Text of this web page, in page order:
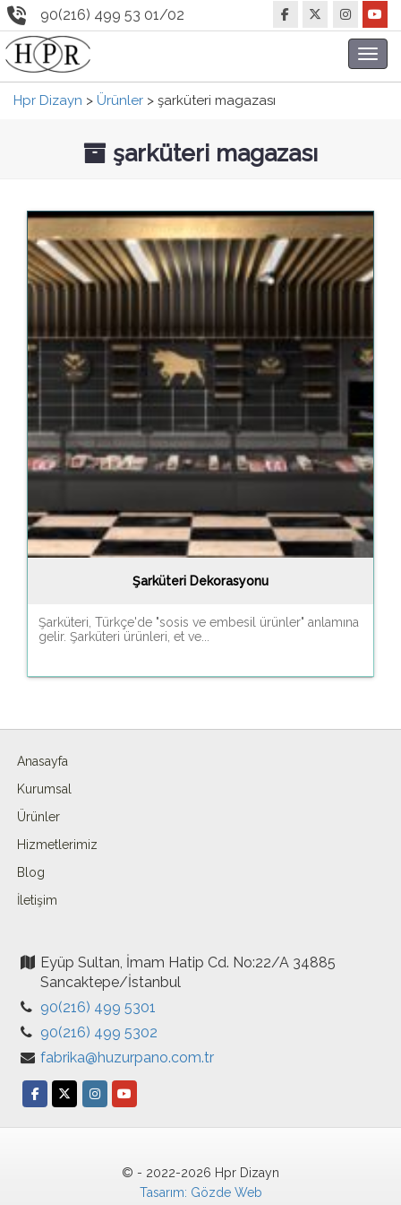
90(216) 499 53 01/02
Hpr Dizayn > Ürünler > şarküteri magazası
şarküteri magazası
Şarküteri Dekorasyonu
Şarküteri, Türkçe'de "sosis ve embesil ürünler" anlamına
gelir. Şarküteri ürünleri, et ve...
Anasayfa
Kurumsal
Ürünler
Hizmetlerimiz
Blog
İletişim
Eyüp Sultan, İmam Hatip Cd. No:22/A 34885
Sancaktepe/İstanbul
90(216) 499 5301
90(216) 499 5302
fabrika@huzurpano.com.tr
© - 2022-2026 Hpr Dizayn
Tasarım: Gözde Web